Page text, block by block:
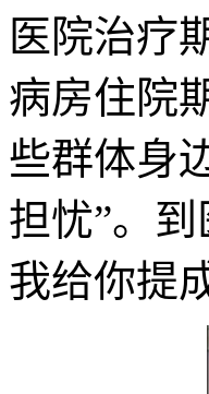
医院治疗
病房住院
些群体身
担忧”。
我给你提